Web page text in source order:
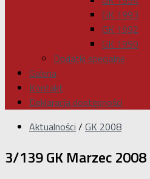
GK 1993
GK 1992
GK 1990
Dodatki specjalne
Galeria
Kontakt
Deklaracja dostępności
Aktualności / GK 2008
3/139 GK Marzec 2008